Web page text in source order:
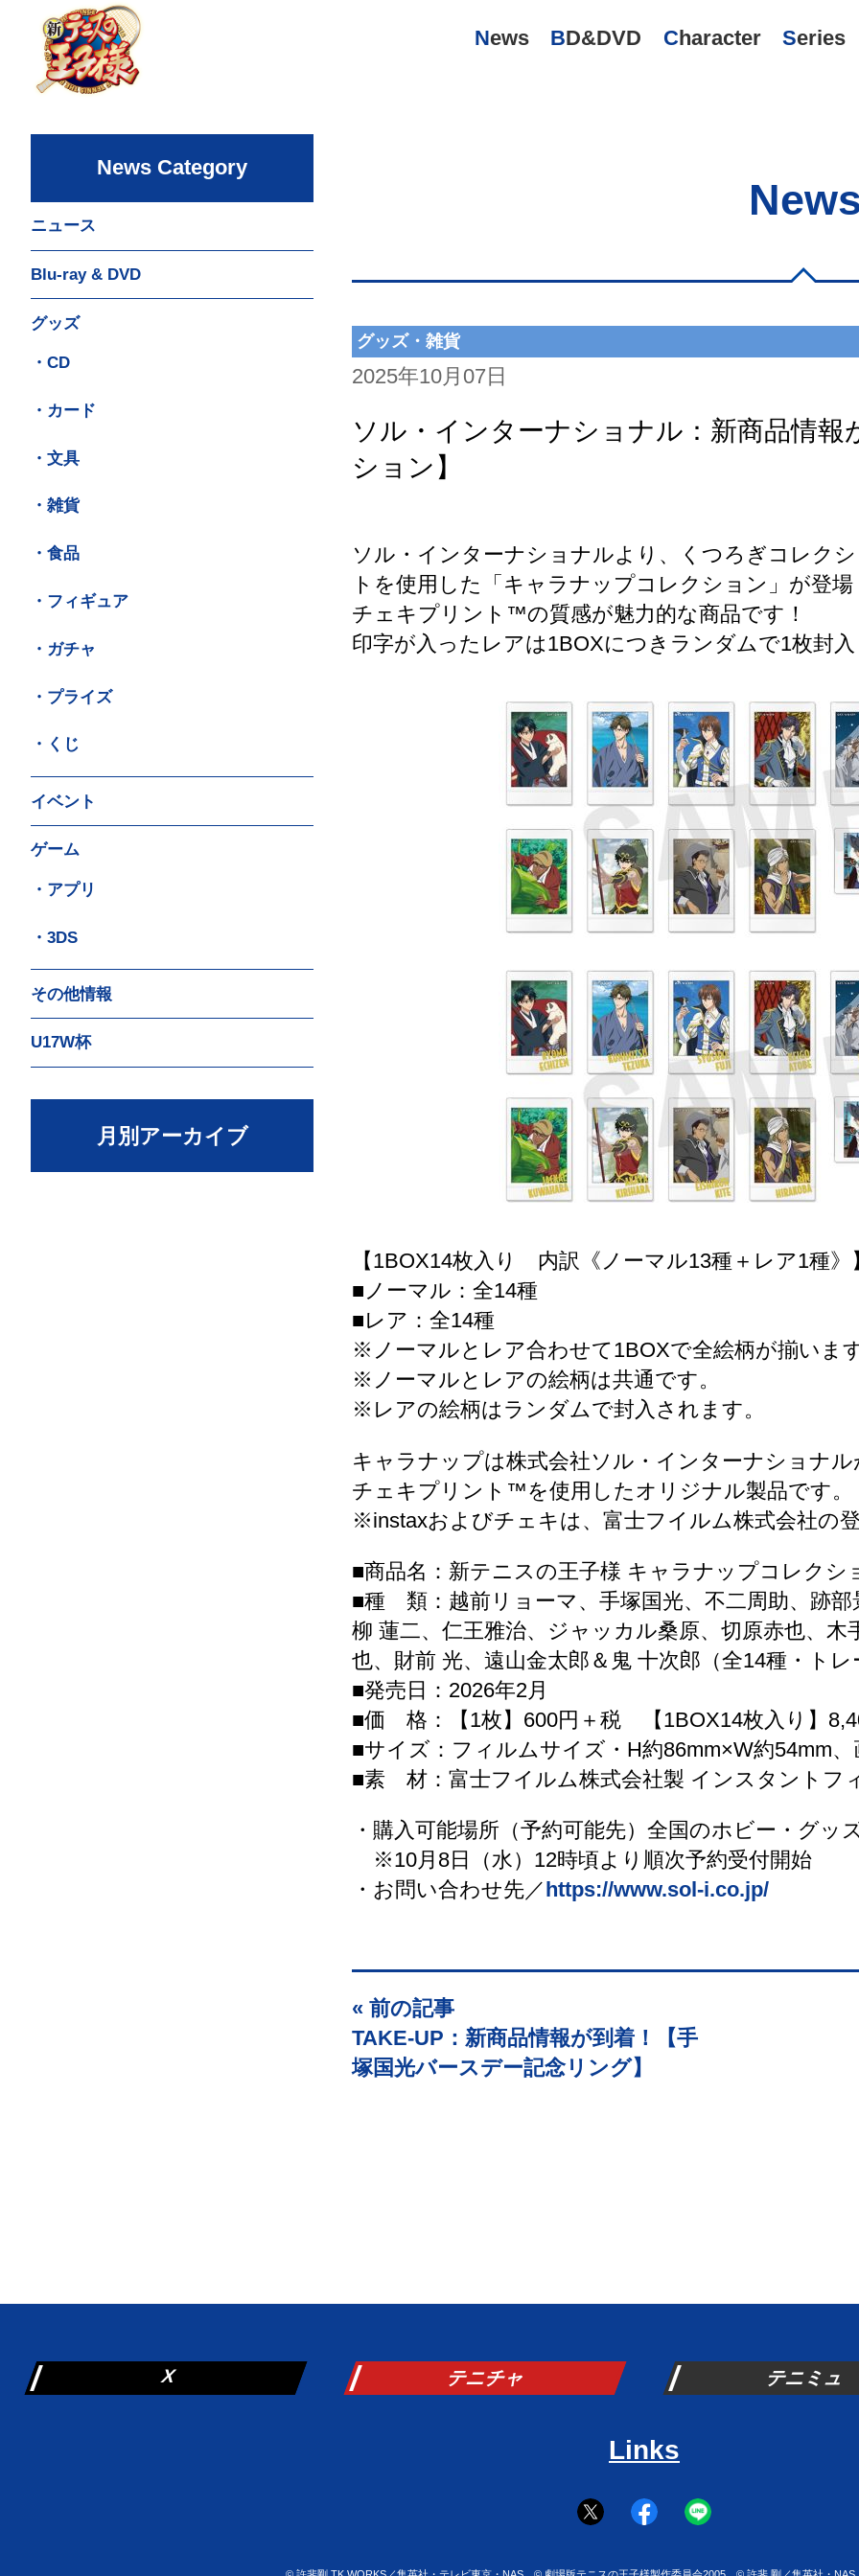
News BD&DVD Character Series
グッズ・雑貨
2025年10月07日
ソル・インターナショナル：新商品情
ション】
ソル・インターナショナルより、くつろぎコレク
トを使用した「キャラナップコレクション」が登場
チェキプリント™の質感が魅力的な商品です！
印字が入ったレアは1BOXにつきランダムで1枚封
【1BOX14枚入り 内訳《ノーマル13種＋レア1種》
■ノーマル：全14種
■レア：全14種
※ノーマルとレア合わせて1BOXで全絵柄が揃いま
※ノーマルとレアの絵柄は共通です。
※レアの絵柄はランダムで封入されます。
キャラナップは株式会社ソル・インターナショナ
チェキプリント™を使用したオリジナル製品です。
※instaxおよびチェキは、富士フイルム株式会社の
■商品名：新テニスの王子様 キャラナップコレクシ
■種 類：越前リョーマ、手塚国光、不二周助、跡部
柳 蓮二、仁王雅治、ジャッカル桑原、切原赤也、
也、財前 光、遠山金太郎＆鬼 十次郎（全14種・ト
■発売日：2026年2月
■価 格：【1枚】600円＋税 【1BOX14枚入り】
■サイズ：フィルムサイズ・H約86mm×W約54mm
■素 材：富士フイルム株式会社製 インスタントフ
・購入可能場所（予約可能先）全国のホビー・グッ
※10月8日（水）12時頃より順次予約受付開始
・お問い合わせ先／ https://www.sol-i.co.jp/
« 前の記事
TAKE-UP：新商品情報が到着！【手
塚国光バースデー記念リング】
News Category
ニュース
Blu-ray & DVD
グッズ
・CD
・カード
・文具
・雑貨
・食品
・フィギュア
・ガチャ
・プライズ
・くじ
イベント
ゲーム
・アプリ
・3DS
その他情報
U17W杯
月別アーカイブ
X テニチャ テニミュ
Links